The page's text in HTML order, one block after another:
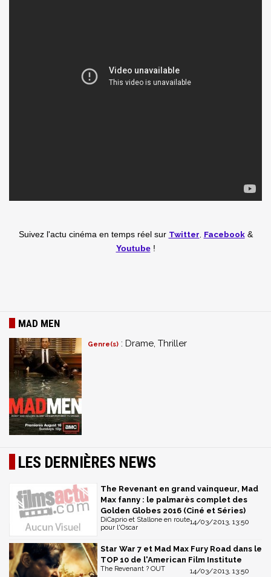
Suivez l'actu cinéma en temps réel sur Twitter Facebook&
Youtube!
MAD MEN
Genre(s) : Drame, Thriller
LES DERNIÈRES NEWS
The Revenant en grand vainqueur, Mad
Max fanny : le palmarès complet des
Golden Globes 2016 (Ciné et Séries)
14/03/2013, 13:50
DiCaprio et Stallone en route
pour l'Oscar
Star War 7 et Mad Max Fury Road dans le
TOP 10 de l'American Film Institute
14/03/2013, 13:50
The Revenant ? OUT